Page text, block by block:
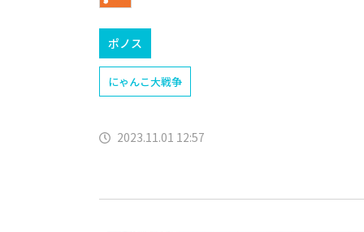
ポノス
にゃんこ大戦争
2023.11.01 12:57